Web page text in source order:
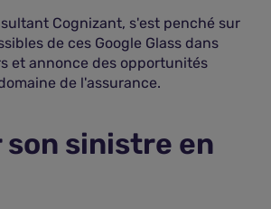
Cognizant, s'est penché sur
de ces Google Glass dans
et annonce des opportunités
de l'assurance.
son sinistre en